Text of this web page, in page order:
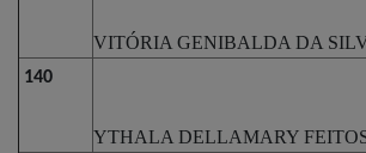
VITÓRIA GENIBALDA DA
140
YTHALA DELLAMARY